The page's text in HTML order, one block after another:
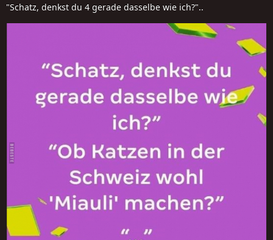
"Schatz, denkst du 4 gerade dasselbe wie ich?"..